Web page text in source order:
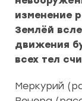
изменение
Землёй
движения
всех тел
Меркурий